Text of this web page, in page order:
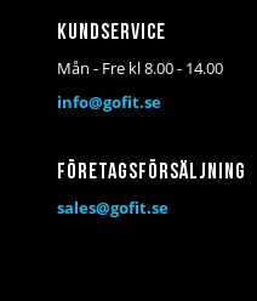
Kundservice
Mån - Fre kl 8.00 - 14.00
info@gofit.se
Företagsförsäljning
sales@gofit.se